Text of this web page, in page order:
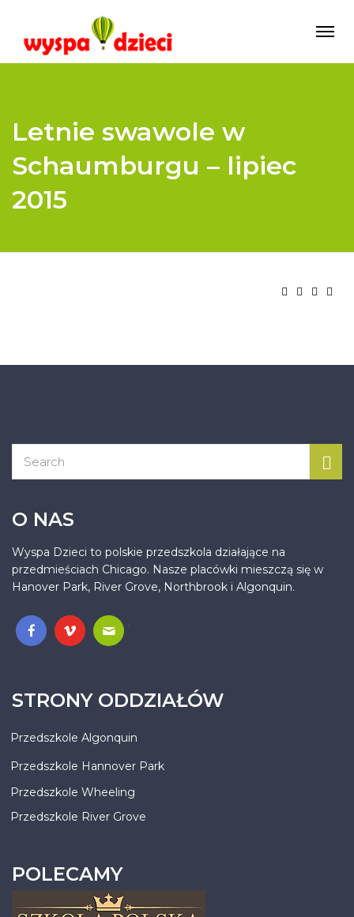
Letnie swawole w
Schaumburgu – lipiec
2015
O NAS
Wyspa Dzieci to polskie przedszkola działające na
przedmieściach Chicago. Nasze placówki mieszczą się w
Hanover Park, River Grove, Northbrook i Algonquin.
.
STRONY ODDZIAŁÓW
Przedszkole Algonquin
Przedszkole Hannover Park
Przedszkole Wheeling
Przedszkole River Grove
POLECAMY